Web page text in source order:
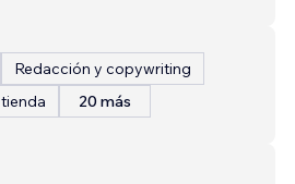
Redacción y copywriting
20 más